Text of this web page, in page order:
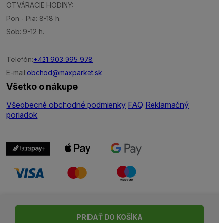
PRIDAŤ DO KOŠÍKA
OTVÁRACIE HODINY:
Pon - Pia: 8-18 h.
Sob: 9-12 h.
Telefón:+421 903 995 978
E-mail:obchod@maxparket.sk
Všetko o nákupe
Všeobecné obchodné podmienky FAQ Reklamačný
poriadok
| © Všetky práva vyhradené | Made with ♥
byMadviso